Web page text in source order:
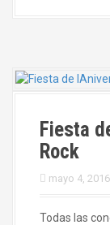
Fiesta
Rock
mayo 4, 2016
Todas las